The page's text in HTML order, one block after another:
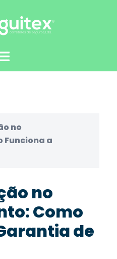
no
Funciona a
no
Como
de